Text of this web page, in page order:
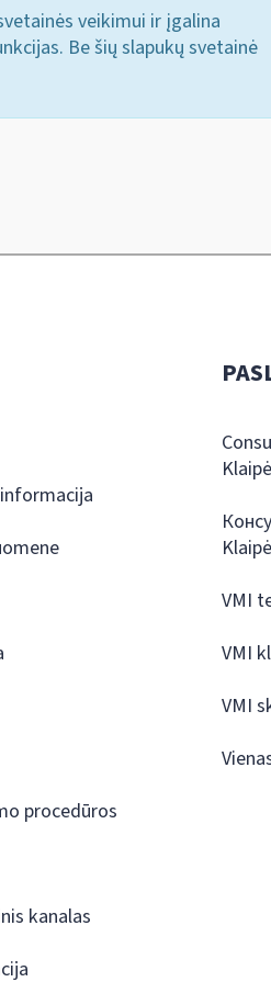
veikimui ir įgalina
Be šių slapukų svetainė
procedūros
kanalas
VMI
VMI
VMI